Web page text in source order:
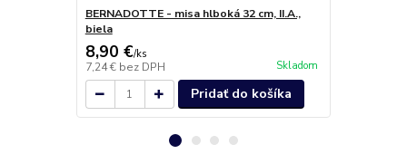
BERNADOTTE - misa hlboká 32 cm, II.A.,
biela
8,90 €/ks
7,24 € bez DPH Skladom
Pridať do košíka